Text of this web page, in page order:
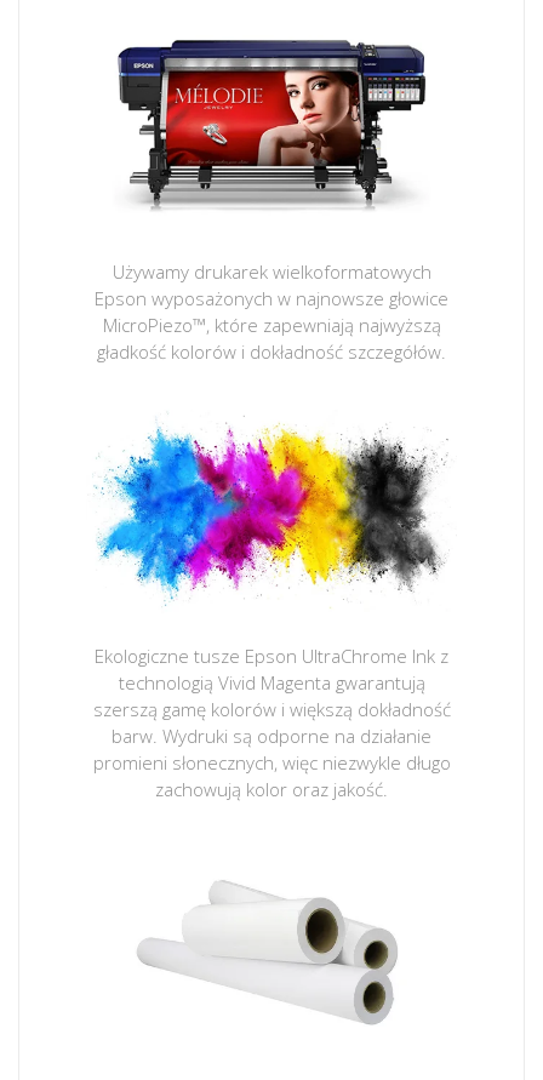
Używamy drukarek wielkoformatowych
Epson wyposażonych w najnowsze głowice
MicroPiezo™, które zapewniają najwyższą
gładkość kolorów i dokładność szczegółów.
Ekologiczne tusze Epson UltraChrome Ink z
technologią Vivid Magenta gwarantują
szerszą gamę kolorów i większą dokładność
barw. Wydruki są odporne na działanie
promieni słonecznych, więc niezwykle długo
zachowują kolor oraz jakość.